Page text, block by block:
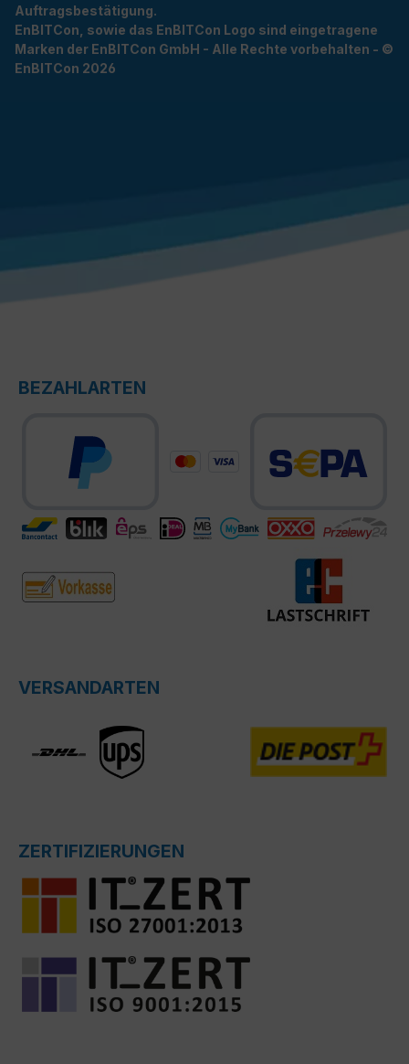
Auftragsbestätigung.
EnBITCon, sowie das EnBITCon Logo sind eingetragene
Marken der EnBITCon GmbH - Alle Rechte vorbehalten - ©
EnBITCon 2026
BEZAHLARTEN
VERSANDARTEN
ZERTIFIZIERUNGEN